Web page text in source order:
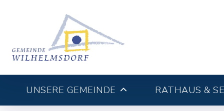
UNSERE GEMEINDE RATHAUS &